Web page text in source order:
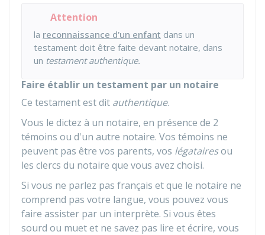
Attention
la reconnaissance d'un enfant dans un
testament doit être faite devant notaire, dans
un testament authentique.
Faire établir un testament par un notaire
Ce testament est dit authentique.
Vous le dictez à un notaire, en présence de 2
témoins ou d'un autre notaire. Vos témoins ne
peuvent pas être vos parents, vos légatairesou
les clercs du notaire que vous avez choisi.
Si vous ne parlez pas français et que le notaire ne
comprend pas votre langue, vous pouvez vous
faire assister par un interprète. Si vous êtes
sourd ou muet et ne savez pas lire et écrire, vous